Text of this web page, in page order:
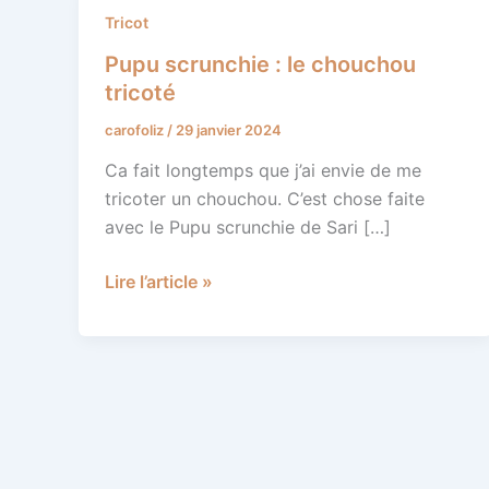
Tricot
Pupu scrunchie : le chouchou
tricoté
carofoliz / 29 janvier 2024
Ca fait longtemps que j’ai envie de me
tricoter un chouchou. C’est chose faite
avec le Pupu scrunchie de Sari […]
Pupu
:
le
chouchou
tricoté
Lire l’article »